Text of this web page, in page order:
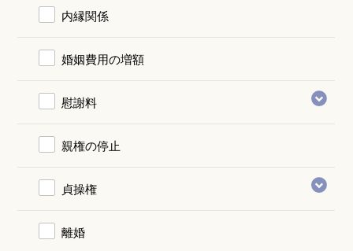
内縁関係
婚姻費用の増額
慰謝料
親権の停止
貞操権
離婚